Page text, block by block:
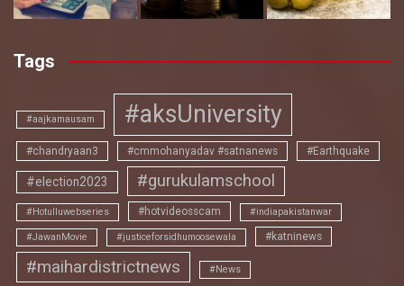
Tags
#aajkamausam #aksUniversity
#chandryaan3 #cmmohanyadav #satnanews #Earthquake
#election2023 #gurukulamschool
#Hotulluwebseries #hotvideosscam #indiapakistanwar
#JawanMovie #justiceforsidhumoosewala #katninews
#maihardistrictnews #News